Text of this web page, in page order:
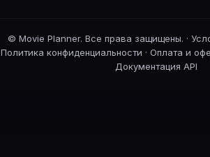
© Movie Planner. Все права защищены. ·
Политика конфиденциальности · Оплата и
Документация API